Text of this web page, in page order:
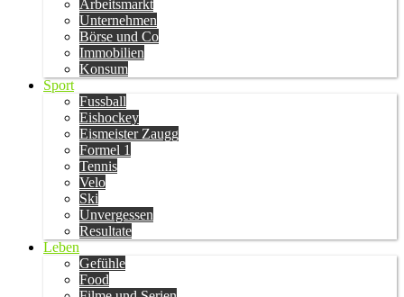
Arbeitsmarkt
Unternehmen
Börse und Co
Immobilien
Konsum
Sport
Fussball
Eishockey
Eismeister Zaugg
Formel 1
Tennis
Velo
Ski
Unvergessen
Resultate
Leben
Gefühle
Food